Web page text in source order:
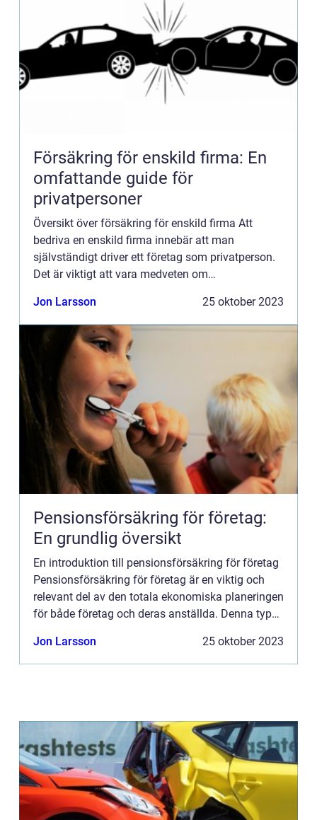
Försäkring för enskild firma: En
omfattande guide för
privatpersoner
Översikt över försäkring för enskild firma Att
bedriva en enskild firma innebär att man
självständigt driver ett företag som privatperson.
Det är viktigt att vara medveten om
och sin personliga ekonomi...
Jon Larsson 25 oktober 2023
Pensionsförsäkring för företag:
En grundlig översikt
En introduktion till pensionsförsäkring för företag
Pensionsförsäkring för företag är en viktig och
relevant del av den totala ekonomiska planeringen
för både företag och deras anställda. Denna typ
ekonom...
Jon Larsson 25 oktober 2023